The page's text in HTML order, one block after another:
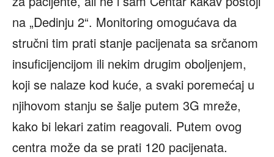
na „Dedinju 2“. Monitoring omogućava da
stručni tim prati stanje pacijenata sa srčanom
insuficijencijom ili nekim drugim oboljenjem,
koji se nalaze kod kuće, a svaki poremećaj u
njihovom stanju se šalje putem 3G mreže,
kako bi lekari zatim reagovali. Putem ovog
centra može da se prati 120 pacijenata.